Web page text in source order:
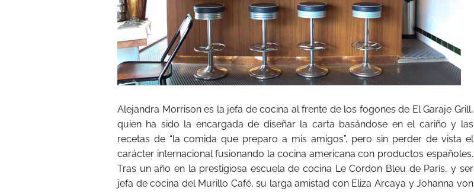
Alejandra Morrison es la jefa de cocina al frente de los fogones de El Garaje Grill,
quien ha sido la encargada de diseñar la carta basándose en el cariño y las
recetas de “la comida que preparo a mis amigos”, pero sin perder de vista el
carácter internacional fusionando la cocina americana con productos españoles.
Tras un año en la prestigiosa escuela de cocina Le Cordon Bleu de París, y ser
jefa de cocina del Murillo Café, su larga amistad con Eliza Arcaya y Johanna von